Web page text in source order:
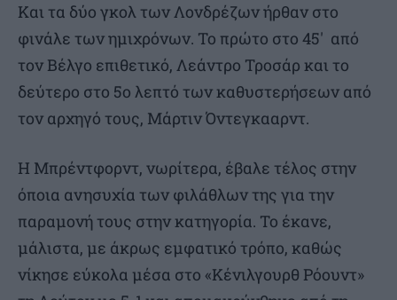
Και τα δύο γκολ των Λονδρέζων ήρθαν στο
φινάλε των ημιχρόνων. Το πρώτο στο 45′ από
τον Βέλγο επιθετικό, Λεάντρο Τροσάρ και το
δεύτερο στο 5ο λεπτό των καθυστερήσεων από
τον αρχηγό τους, Μάρτιν Όντεγκααρντ.
Η Μπρέντφορντ, νωρίτερα, έβαλε τέλος στην
όποια ανησυχία των φιλάθλων της για την
παραμονή τους στην κατηγορία. Το έκανε,
μάλιστα, με άκρως εμφατικό τρόπο, καθώς
νίκησε εύκολα μέσα στο «Κένιλγουρθ Ρόουντ»